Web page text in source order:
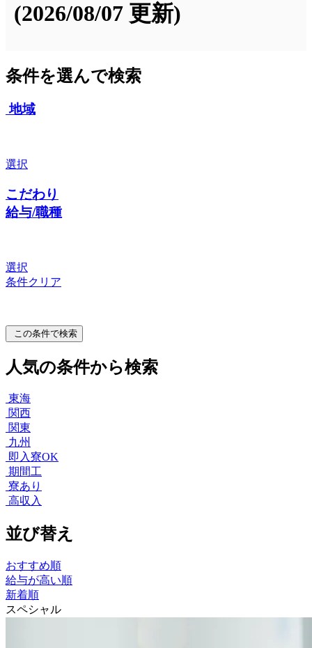
(2026/08/07 更新)
条件を選んで検索
地域
選択
こだわり
給与/職種
選択
条件クリア
この条件で検索
人気の条件から検索
東海
関西
関東
九州
即入寮OK
期間工
寮あり
高収入
並び替え
おすすめ順
給与が高い順
新着順
スペシャル